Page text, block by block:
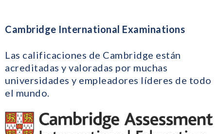
Cambridge International Examinations
Las calificaciones de Cambridge están
acreditadas y valoradas por muchas
universidades y empleadores líderes de todo
el mundo.